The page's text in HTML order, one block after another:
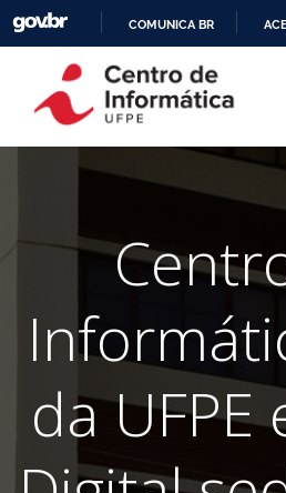
COMUNICA BR
da